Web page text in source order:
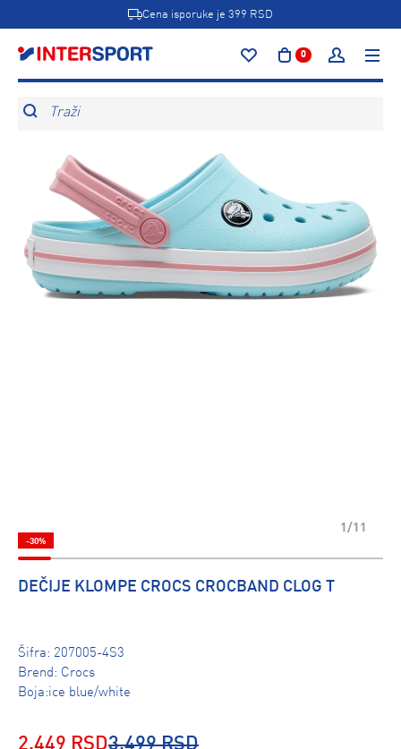
Cena isporuke je 399 RSD
0
Traži
1/11
-30%
DEČIJE KLOMPE CROCS CROCBAND CLOG T
Šifra: 207005-4S3
Brend: Crocs
Boja:ice blue/white
2.449 RSD3.499 RSD